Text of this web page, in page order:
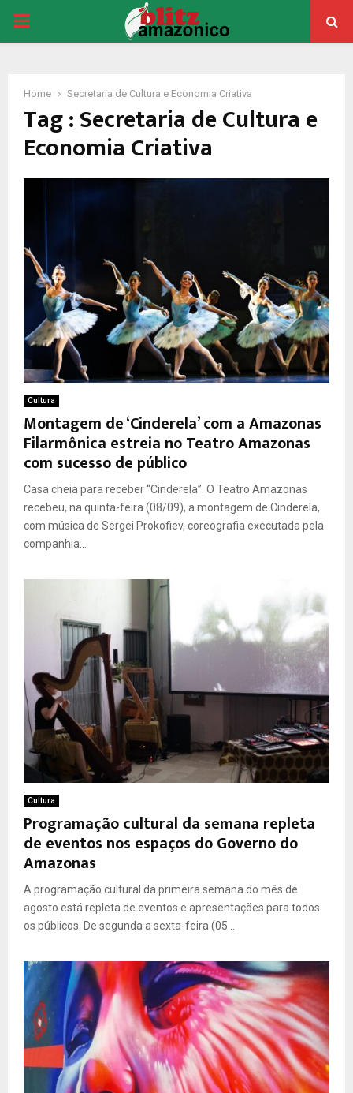
PRIMARY
Home Secretaria de Cultura e Economia Criativa
Tag : Secretaria de Cultura e
Economia Criativa
Cultura
Montagem de ‘Cinderela’ com a Amazonas
Filarmônica estreia no Teatro Amazonas
com sucesso de público
Casa cheia para receber “Cinderela”. O Teatro Amazonas
recebeu, na quinta-feira (08/09), a montagem de Cinderela,
com música de Sergei Prokofiev, coreografia executada pela
companhia...
Cultura
Programação cultural da semana repleta
de eventos nos espaços do Governo do
Amazonas
A programação cultural da primeira semana do mês de
agosto está repleta de eventos e apresentações para todos
os públicos. De segunda a sexta-feira (05...